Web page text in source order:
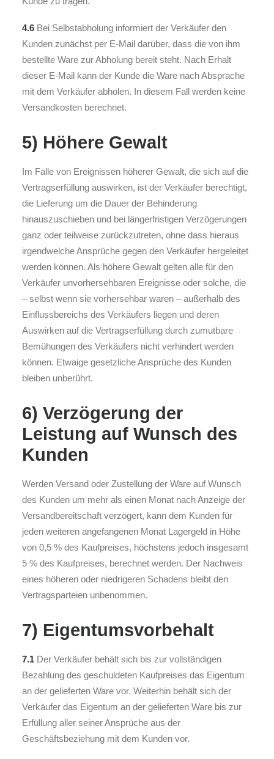
4.6 Bei Selbstabholung informiert der Verkäufer den
Kunden zunächst per E-Mail darüber, dass die von ihm
bestellte Ware zur Abholung bereit steht. Nach Erhalt
dieser E-Mail kann der Kunde die Ware nach Absprache
mit dem Verkäufer abholen. In diesem Fall werden keine
Versandkosten berechnet.
5) Höhere Gewalt
Im Falle von Ereignissen höherer Gewalt, die sich auf die
Vertragserfüllung auswirken, ist der Verkäufer berechtigt,
die Lieferung um die Dauer der Behinderung
hinauszuschieben und bei längerfristigen Verzögerungen
ganz oder teilweise zurückzutreten, ohne dass hieraus
irgendwelche Ansprüche gegen den Verkäufer hergeleitet
werden können. Als höhere Gewalt gelten alle für den
Verkäufer unvorhersehbaren Ereignisse oder solche, die
– selbst wenn sie vorhersehbar waren – außerhalb des
Einflussbereichs des Verkäufers liegen und deren
Auswirken auf die Vertragserfüllung durch zumutbare
Bemühungen des Verkäufers nicht verhindert werden
können. Etwaige gesetzliche Ansprüche des Kunden
bleiben unberührt.
6) Verzögerung der
Leistung auf Wunsch des
Kunden
Werden Versand oder Zustellung der Ware auf Wunsch
des Kunden um mehr als einen Monat nach Anzeige der
Versandbereitschaft verzögert, kann dem Kunden für
jeden weiteren angefangenen Monat Lagergeld in Höhe
von 0,5 % des Kaufpreises, höchstens jedoch insgesamt
5 % des Kaufpreises, berechnet werden. Der Nachweis
eines höheren oder niedrigeren Schadens bleibt den
Vertragsparteien unbenommen.
7) Eigentumsvorbehalt
7.1 Der Verkäufer behält sich bis zur vollständigen
Bezahlung des geschuldeten Kaufpreises das Eigentum
an der gelieferten Ware vor. Weiterhin behält sich der
Verkäufer das Eigentum an der gelieferten Ware bis zur
Erfüllung aller seiner Ansprüche aus der
Geschäftsbeziehung mit dem Kunden vor.